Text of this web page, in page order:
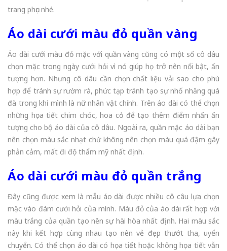
trang phục nhé.
Áo dài cưới màu đỏ quần vàng
Áo dài cưới màu đỏ mặc với quần vàng cũng có một số cô dâu
chọn mặc trong ngày cưới hỏi vì nó giúp họ trở nên nổi bật, ấn
tượng hơn. Nhưng cô dâu cần chọn chất liệu vải sao cho phù
hợp để tránh sự rườm rà, phức tạp tránh tạo sự nhố nhăng quá
đà trong khi mình là nữ nhân vật chính. Trên áo dài có thể chọn
những họa tiết chim chóc, hoa cỏ để tạo thêm điểm nhấn ấn
tượng cho bộ áo dài của cô dâu. Ngoài ra, quần mặc áo dài bạn
nên chọn màu sắc nhạt chứ không nên chọn màu quá đậm gây
phản cảm, mất đi độ thẩm mỹ nhất định.
Áo dài cưới màu đỏ quần trắng
Đây cũng được xem là mẫu áo dài được nhiều cô câu lựa chọn
mặc vào đám cưới hỏi của mình. Màu đỏ của áo dài rất hợp với
màu trắng của quần tạo nên sự hài hòa nhất định. Hai màu sắc
này khi kết hợp cùng nhau tạo nên vẻ đẹp thướt tha, uyển
chuyển. Có thể chọn áo dài có họa tiết hoặc không họa tiết vẫn